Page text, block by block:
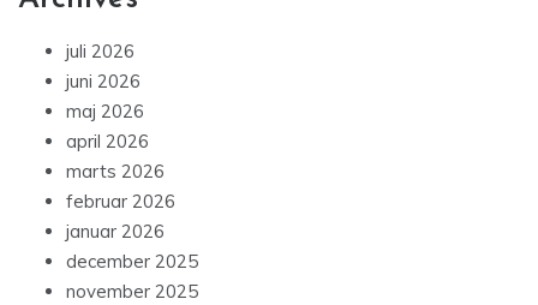
juli 2026
juni 2026
maj 2026
april 2026
marts 2026
februar 2026
januar 2026
december 2025
november 2025